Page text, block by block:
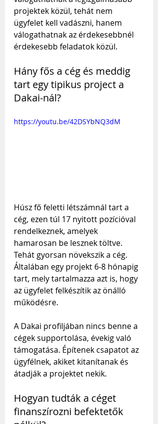
projektek közül, tehát nem
ügyfelet kell vadászni, hanem
válogathatnak az érdekesebbnél
érdekesebb feladatok közül.
Hány fős a cég és meddig
tart egy tipikus project a
Dakai-nál?
https://youtu.be/42DSYbNQ3dM
Húsz fő feletti létszámnál tart a
cég, ezen túl 17 nyitott pozícióval
rendelkeznek, amelyek
hamarosan be lesznek töltve.
Tehát gyorsan növekszik a cég.
Általában egy projekt 6-8 hónapig
tart, mely tartalmazza azt is, hogy
az ügyfelet felkészítik az önálló
működésre.
A Dakai profiljában nincs benne a
cégek supportolása, évekig való
támogatása. Építenek csapatot az
ügyfélnek, akiket kitanítanak és
átadják a projektet nekik.
Hogyan tudták a céget
finanszírozni befektetők